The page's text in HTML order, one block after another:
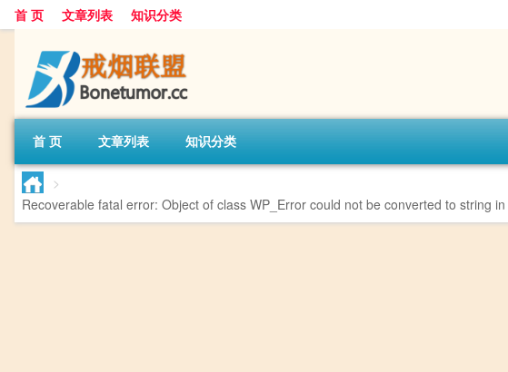
首 页 文章列表 知识分类
首 页 文章列表 知识分类
>
Recoverable fatal error: Object of class WP_Error could not be converted to string in